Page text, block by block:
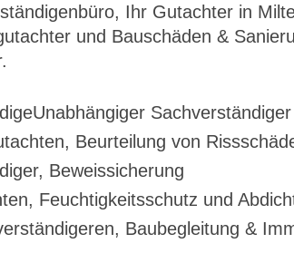
Ihr Gutachter in
und Bauschäden &
Beurteilung von
Beweissicherung
Feuchtigkeitsschutz und
Baubegleitung &